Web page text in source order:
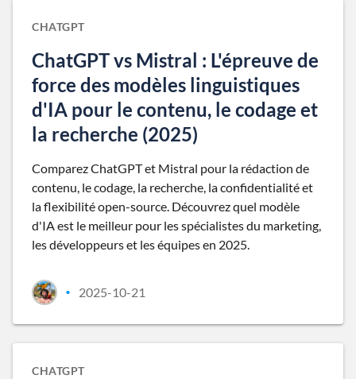
CHATGPT
ChatGPT vs Mistral : L'épreuve de
force des modèles linguistiques
d'IA pour le contenu, le codage et
la recherche (2025)
Comparez ChatGPT et Mistral pour la rédaction de
contenu, le codage, la recherche, la confidentialité et
la flexibilité open-source. Découvrez quel modèle
d'IA est le meilleur pour les spécialistes du marketing,
les développeurs et les équipes en 2025.
• 2025-10-21
CHATGPT